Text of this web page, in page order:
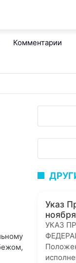
Комментарии
Указ
УКАЗ